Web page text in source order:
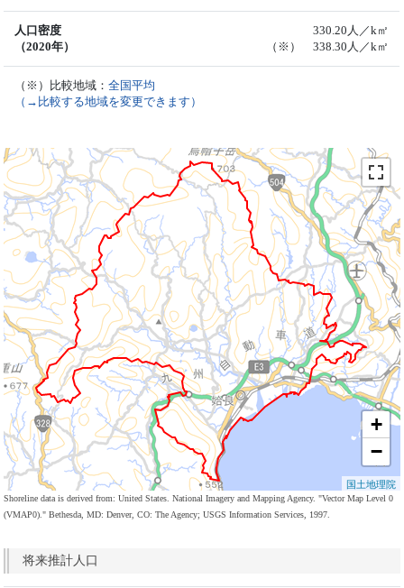
人口密度
（2020年）
330.20人／k㎡
（※） 338.30人／k㎡
（※）比較地域：全国平均
（→比較する地域を変更できます）
+
−
国土地理院
Shoreline data is derived from: United States. National Imagery and Mapping Agency. "Vector Map Level 0
(VMAP0)." Bethesda, MD: Denver, CO: The Agency; USGS Information Services, 1997.
将来推計人口